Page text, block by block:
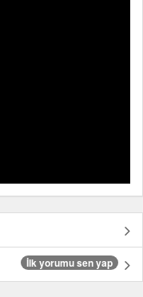
İlk yorumu sen yap